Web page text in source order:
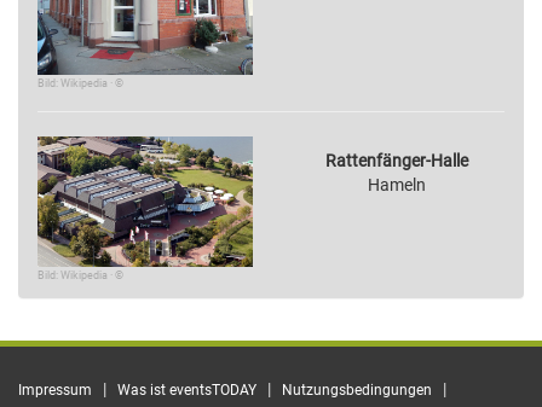
Bild: Wikipedia · ©
Bild: Wikipedia · ©
Rattenfänger-Halle
Hameln
Impressum | Was ist eventsTODAY | Nutzungsbedingungen |